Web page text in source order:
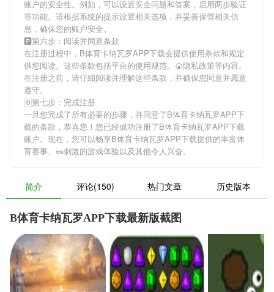
账户的安全性。例如，可以设置安全问题和答案，启用两步验证
等功能。请根据系统的提示设置相关选项，并妥善保管相关信
息，确保您的账户安全。
🅿第六步：阅读并同意条款
在注册过程中，B体育卡纳瓦罗APP下载会提供使用条款和规定
供您阅读。这些条款包括平台的使用规范、🍘隐私政策等内容。
在注册之前，请仔细阅读并理解这些条款，并确保您同意并愿意
遵守。
🆔第七步：完成注册
一旦您完成了所有必要的步骤，并同意了B体育卡纳瓦罗APP下
载的条款，恭喜您！您已经成功注册了B体育卡纳瓦罗APP下载
账户。现在，您可以畅享B体育卡纳瓦罗APP下载提供的丰富体
育赛事、🥜刺激的游戏体验以及其他令人兴奋。
简介 评论(150) 热门文章 历史版本
B体育卡纳瓦罗APP下载最新版截图